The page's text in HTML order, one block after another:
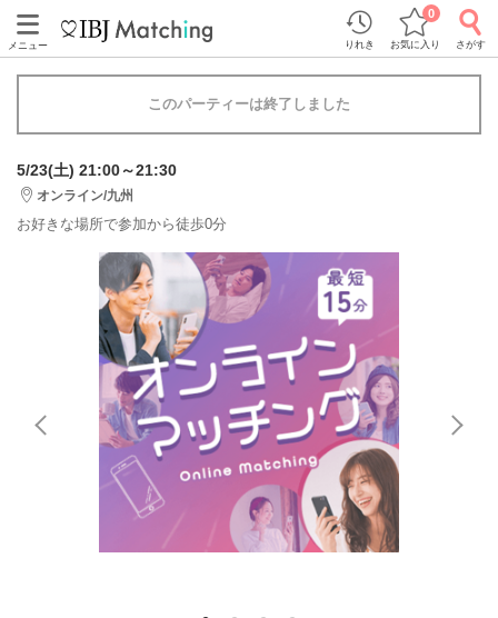
メニュー りれき お気に入り
0
さがす
このパーティーは終了しました
5/23(土) 21:00～21:30
オンライン/九州
お好きな場所で参加から徒歩0分